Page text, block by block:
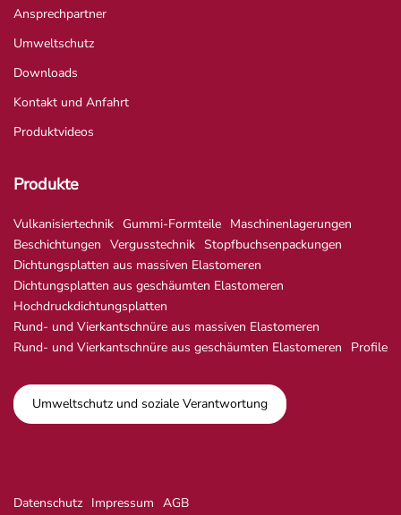
Ansprechpartner
Umweltschutz
Downloads
Kontakt und Anfahrt
Produktvideos
Produkte
Vulkanisiertechnik Gummi-Formteile Maschinenlagerungen
Beschichtungen Vergusstechnik Stopfbuchsenpackungen
Dichtungsplatten aus massiven Elastomeren
Dichtungsplatten aus geschäumten Elastomeren
Hochdruckdichtungsplatten
Rund- und Vierkantschnüre aus massiven Elastomeren
Rund- und Vierkantschnüre aus geschäumten Elastomeren
Profile
Umweltschutz und soziale Verantwortung
Datenschutz Impressum AGB